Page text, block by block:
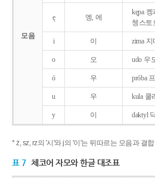
모음
ę 엥, 에
kępa 켕
쳉스토
i 이 zima 지
o 오 udo 우
ó 우 próba
u 우 kula 쿨
y 이 daktyl
* ż, sz, rz의 '시'와 j의 '이'는 뒤따르는 모음과 결
표 7 체코어 자모와 한글 대조표